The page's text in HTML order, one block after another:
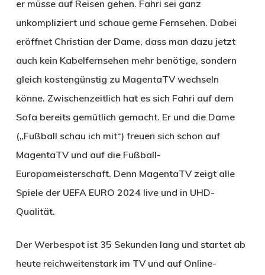
er müsse auf Reisen gehen. Fahri sei ganz
unkompliziert und schaue gerne Fernsehen. Dabei
eröffnet Christian der Dame, dass man dazu jetzt
auch kein Kabelfernsehen mehr benötige, sondern
gleich kostengünstig zu MagentaTV wechseln
könne. Zwischenzeitlich hat es sich Fahri auf dem
Sofa bereits gemütlich gemacht. Er und die Dame
(„Fußball schau ich mit“) freuen sich schon auf
MagentaTV und auf die Fußball-
Europameisterschaft. Denn MagentaTV zeigt alle
Spiele der UEFA EURO 2024 live und in UHD-
Qualität.
Der Werbespot ist 35 Sekunden lang und startet ab
heute reichweitenstark im TV und auf Online-